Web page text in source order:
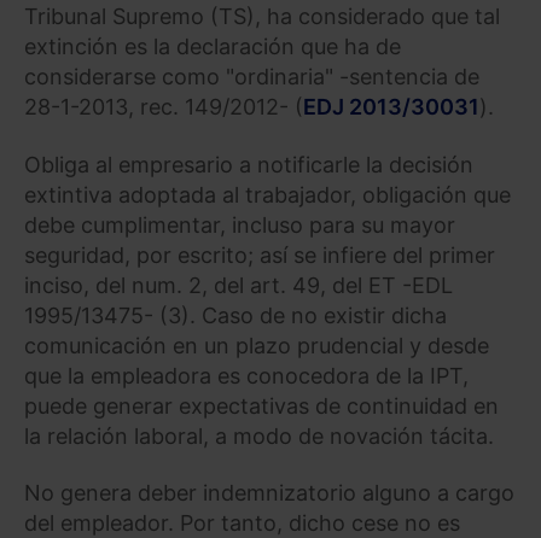
Tribunal Supremo (TS), ha considerado que tal
extinción es la declaración que ha de
considerarse como "ordinaria" -sentencia de
28-1-2013, rec. 149/2012- (EDJ 2013/30031).
Obliga al empresario a notificarle la decisión
extintiva adoptada al trabajador, obligación que
debe cumplimentar, incluso para su mayor
seguridad, por escrito; así se infiere del primer
inciso, del num. 2, del art. 49, del ET -EDL
1995/13475- (3). Caso de no existir dicha
comunicación en un plazo prudencial y desde
que la empleadora es conocedora de la IPT,
puede generar expectativas de continuidad en
la relación laboral, a modo de novación tácita.
No genera deber indemnizatorio alguno a cargo
del empleador. Por tanto, dicho cese no es